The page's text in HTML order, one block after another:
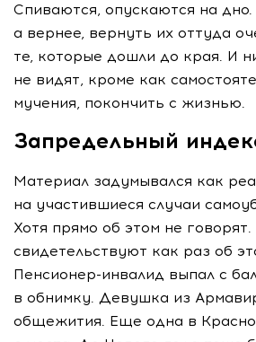
Спиваются, опускаются на дно.
а вернее, вернуть их оттуда
те, которые дошли до края. И
не видят, кроме как
мучения, покончить с жизнью.
Запредельный
Материал задумывался как
на участившиеся случаи
Хотя прямо об этом не
свидетельствуют как раз об
Пенсионер-инвалид выпал с
в обнимку. Девушка из
общежития. Еще одна в